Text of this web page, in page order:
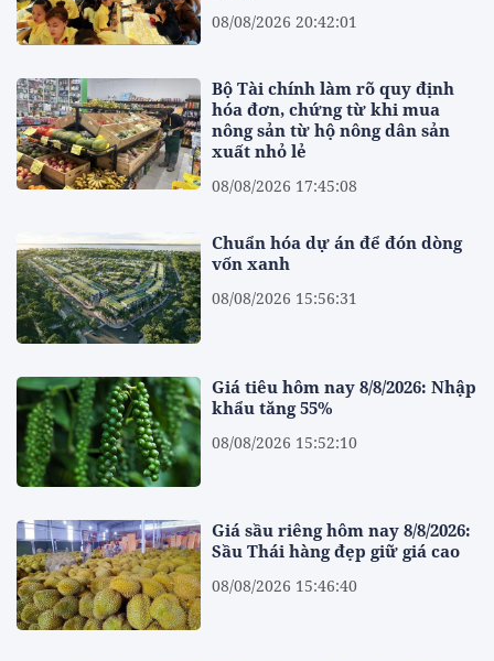
08/08/2026 20:42:01
Bộ Tài chính làm rõ quy định
hóa đơn, chứng từ khi mua
nông sản từ hộ nông dân sản
xuất nhỏ lẻ
08/08/2026 17:45:08
Chuẩn hóa dự án để đón dòng
vốn xanh
08/08/2026 15:56:31
Giá tiêu hôm nay 8/8/2026: Nhập
khẩu tăng 55%
08/08/2026 15:52:10
Giá sầu riêng hôm nay 8/8/2026:
Sầu Thái hàng đẹp giữ giá cao
08/08/2026 15:46:40